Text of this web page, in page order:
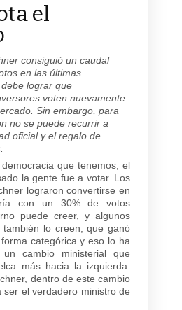
el
consiguió un caudal
en las últimas
lograr que
voten nuevamente
Sin embargo, para
no se puede recurrir a
oficial y el regalo de
que tenemos, el
la gente fue a votar. Los
lograron convertirse en
con un 30% de votos
puede creer, y algunos
también lo creen, que ganó
categórica y eso lo ha
cambio ministerial que
más hacia la izquierda.
dentro de este cambio
ser el verdadero ministro de